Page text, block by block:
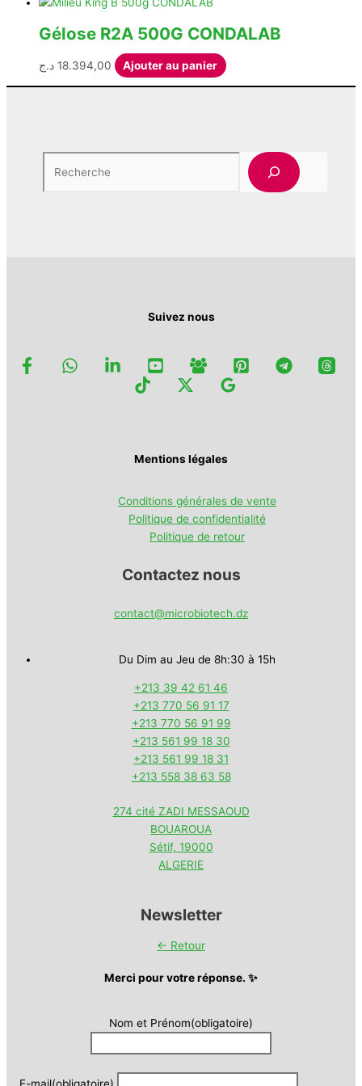
Gélose R2A 500G CONDALAB
18.394,00 د.ج Ajouter au panier
Suivez nous
Mentions légales
Conditions générales de vente
Politique de confidentialité
Politique de retour
Contactez nous
contact@microbiotech.dz
Du Dim au Jeu de 8h:30 à 15h
+213 39 42 61 46
+213 770 56 91 17
+213 770 56 91 99
+213 561 99 18 30
+213 561 99 18 31
+213 558 38 63 58
274 cité ZADI MESSAOUD
BOUAROUA
Sétif, 19000
ALGERIE
Newsletter
← Retour
Merci pour votre réponse. ✨
Nom et Prénom(obligatoire)